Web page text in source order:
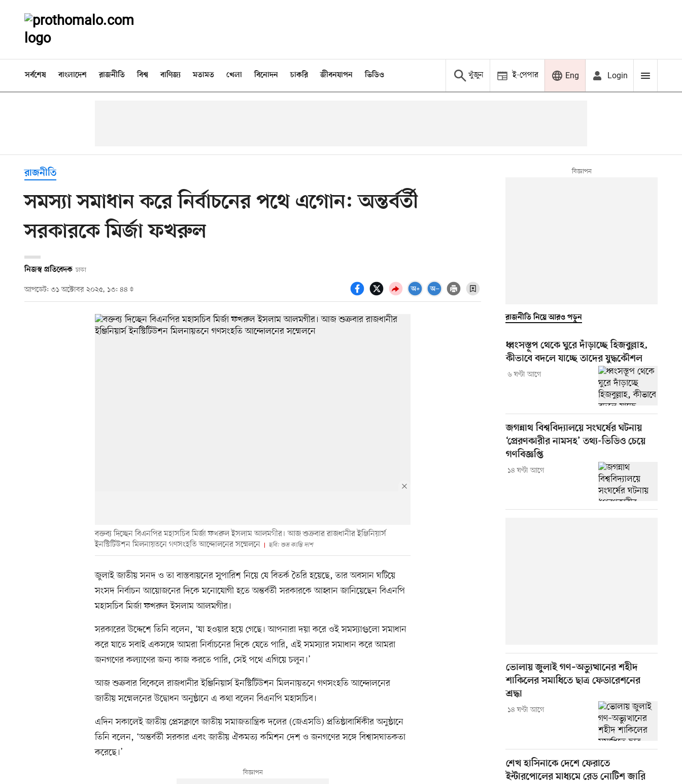
সর্বশেষ বাংলাদেশ রাজনীতি বিশ্ব বাণিজ্য মতামত খেলা বিনোদন চাকরি জীবনযাপন ভিডিও খুঁজুন ই-পেপার Eng Login
রাজনীতি
সমস্যা সমাধান করে নির্বাচনের পথে এগোন: অন্তর্বর্তী
সরকারকে মির্জা ফখরুল
নিজস্ব প্রতিবেদক ঢাকা
আপডেট: ৩১ অক্টোবর ২০২৫, ১৩: ৪৪
বক্তব্য দিচ্ছেন বিএনপির মহাসচিব মির্জা ফখরুল ইসলাম আলমগীর। আজ শুক্রবার রাজধানীর ইঞ্জিনিয়ার্স
ইনস্টিটিউশন মিলনায়তনে গণসংহতি আন্দোলনের সম্মেলনে
ছবি: শুভ্র কান্তি দাশ
জুলাই জাতীয় সনদ ও তা বাস্তবায়নের সুপারিশ নিয়ে যে বিতর্ক তৈরি হয়েছে, তার অবসান ঘটিয়ে
সংসদ নির্বাচন আয়োজনের দিকে মনোযোগী হতে অন্তর্বর্তী সরকারকে আহ্বান জানিয়েছেন বিএনপি
মহাসচিব মির্জা ফখরুল ইসলাম আলমগীর।
সরকারের উদ্দেশে তিনি বলেন, ‘যা হওয়ার হয়ে গেছে। আপনারা দয়া করে ওই সমস্যাগুলো সমাধান
করে যাতে সবাই একসঙ্গে আমরা নির্বাচনের দিকে যেতে পারি, এই সমস্যার সমাধান করে আমরা
জনগণের কল্যাণের জন্য কাজ করতে পারি, সেই পথে এগিয়ে চলুন।’
আজ শুক্রবার বিকেলে রাজধানীর ইঞ্জিনিয়ার্স ইনস্টিটিউশন মিলনায়তনে গণসংহতি আন্দোলনের
জাতীয় সম্মেলনের উদ্বোধন অনুষ্ঠানে এ কথা বলেন বিএনপি মহাসচিব।
এদিন সকালেই জাতীয় প্রেসক্লাবে জাতীয় সমাজতান্ত্রিক দলের (জেএসডি) প্রতিষ্ঠাবার্ষিকীর অনুষ্ঠানে
তিনি বলেন, ‘অন্তর্বর্তী সরকার এবং জাতীয় ঐকমত্য কমিশন দেশ ও জনগণের সঙ্গে বিশ্বাসঘাতকতা
করেছে।’
রাজনীতি নিয়ে আরও পড়ুন
ধ্বংসস্তূপ থেকে ঘুরে দাঁড়াচ্ছে হিজবুল্লাহ,
কীভাবে বদলে যাচ্ছে তাদের যুদ্ধকৌশল
৬ ঘণ্টা আগে
জগন্নাথ বিশ্ববিদ্যালয়ে সংঘর্ষের ঘটনায়
‘প্রেরণকারীর নামসহ’ তথ্য-ভিডিও চেয়ে
গণবিজ্ঞপ্তি
১৪ ঘণ্টা আগে
ভোলায় জুলাই গণ–অভ্যুত্থানের শহীদ
শাকিলের সমাধিতে ছাত্র ফেডারেশনের
শ্রদ্ধা
১৪ ঘণ্টা আগে
শেখ হাসিনাকে দেশে ফেরাতে
ইন্টারপোলের মাধ্যমে রেড নোটিশ জারি